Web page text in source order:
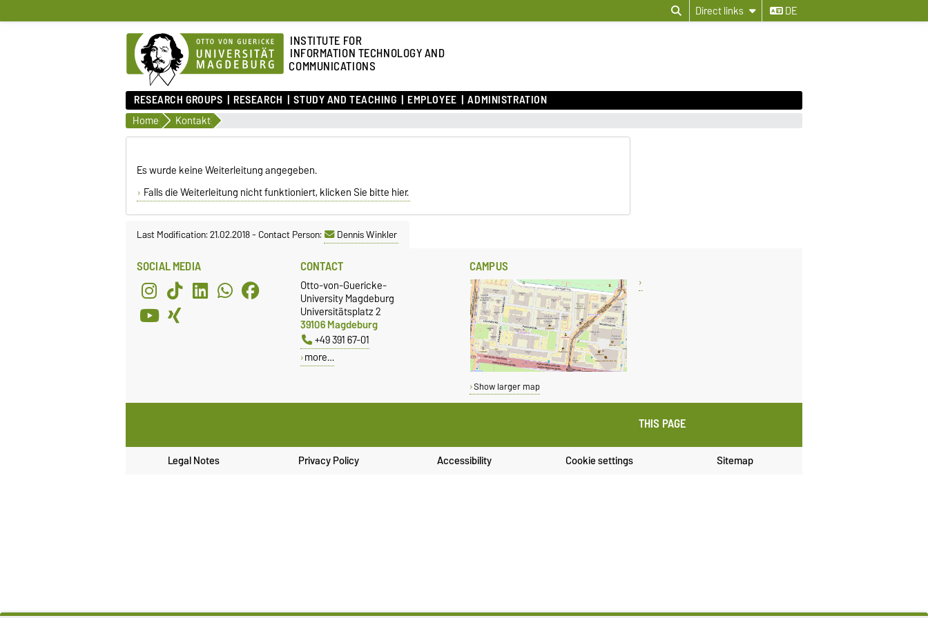
Direct links DE
INSTITUTE FOR
INFORMATION TECHNOLOGY AND
COMMUNICATIONS
RESEARCH GROUPS RESEARCH STUDY AND TEACHING EMPLOYEE ADMINISTRATION
Home Kontakt
Es wurde keine Weiterleitung angegeben.
Falls die Weiterleitung nicht funktioniert, klicken Sie bitte hier.
Last Modification: 21.02.2018-Contact Person: Dennis Winkler
SOCIAL MEDIA CONTACT
Otto-von-Guericke-
University Magdeburg
Universitätsplatz 2
39106 Magdeburg
+49 391 67-01
more…
CAMPUS
Show larger map
THIS PAGE
Legal Notes Privacy Policy Accessibility Cookie settings Sitemap